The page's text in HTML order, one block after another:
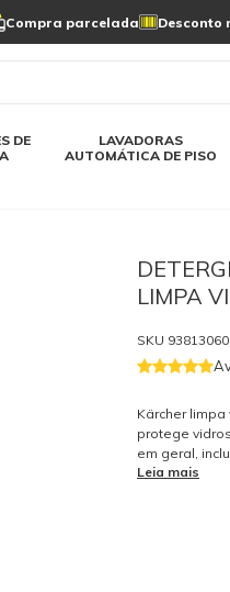
Compra parcelada Desconto
DE
LAVADORAS
AUTOMÁTICA DE PISO
automática
LIMPA
SKU 93813060
Kärcher
protege
em geral,
como
Leia mais